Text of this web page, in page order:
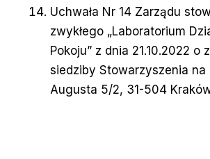
Uchwała Nr 14 Zarządu
zwykłego „Laboratorium
Pokoju” z dnia 21.10.2022 o
siedziby Stowarzyszenia na
Augusta 5/2, 31-504